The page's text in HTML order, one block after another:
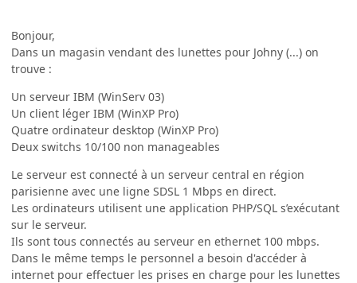
Bonjour,
Dans un magasin vendant des lunettes pour Johny (...) on
trouve :
Un serveur IBM (WinServ 03)
Un client léger IBM (WinXP Pro)
Quatre ordinateur desktop (WinXP Pro)
Deux switchs 10/100 non manageables
Le serveur est connecté à un serveur central en région
parisienne avec une ligne SDSL 1 Mbps en direct.
Les ordinateurs utilisent une application PHP/SQL s’exécutant
sur le serveur.
Ils sont tous connectés au serveur en ethernet 100 mbps.
Dans le même temps le personnel a besoin d'accéder à
internet pour effectuer les prises en charge pour les lunettes